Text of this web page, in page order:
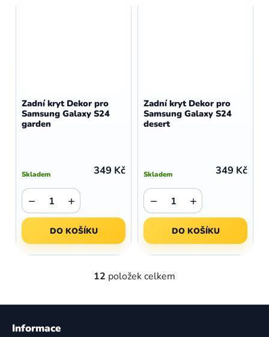
Zadní kryt Dekor pro
Samsung Galaxy S24
garden
Skladem 349 Kč
+
−
DO KOŠÍKU
Zadní kryt Dekor pro
Samsung Galaxy S24
desert
Skladem 349 Kč
+
−
DO KOŠÍKU
O
l
12 položek celkem
Z
Informace